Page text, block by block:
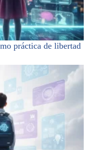
práctica de libertad